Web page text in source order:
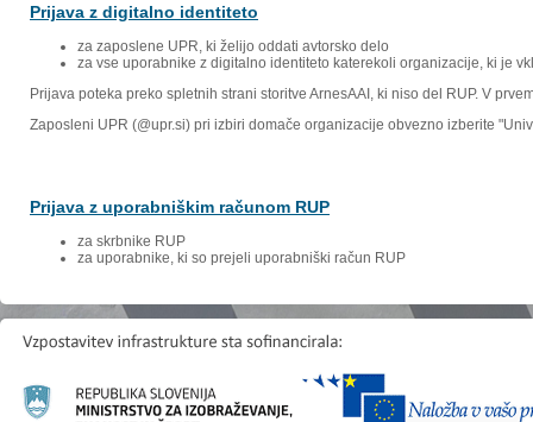
Prijava z digitalno identiteto
za zaposlene UPR, ki želijo oddati avtorsko delo
za vse uporabnike z digitalno identiteto katerekoli organizacije, ki je
Prijava poteka preko spletnih strani storitve ArnesAAI, ki niso del RUP. V
Zaposleni UPR (@upr.si) pri izbiri domače organizacije obvezno izberite
Prijava z uporabniškim računom RUP
za skrbnike RUP
za uporabnike, ki so prejeli uporabniški račun RUP